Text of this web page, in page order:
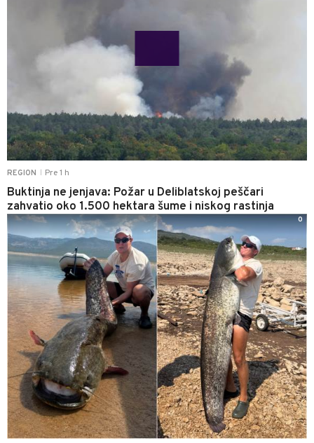
REGION Pre 1 h
Buktinja ne jenjava: Požar u Deliblatskoj peščari
zahvatio oko 1.500 hektara šume i niskog rastinja
0